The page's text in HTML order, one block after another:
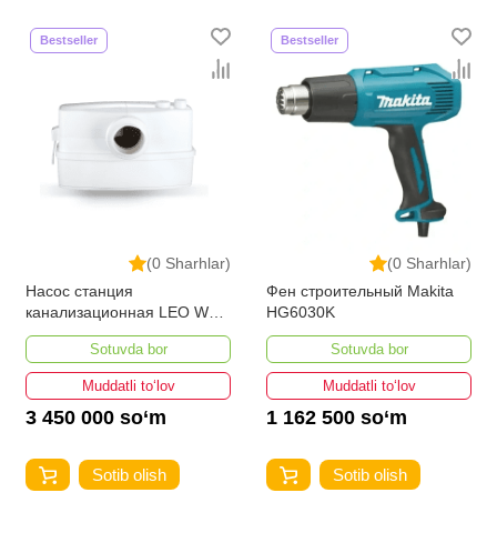
(0 Sharhlar)
Bestseller
Насос станция
канализационная LEO WC-
600
Sotuvda bor
Muddatli to‘lov
3 450 000 so‘m
Sotib olish
(0 Sharhlar)
Bestseller
Фен строительный Makita
HG6030K
Sotuvda bor
Muddatli to‘lov
1 162 500 so‘m
Sotib olish